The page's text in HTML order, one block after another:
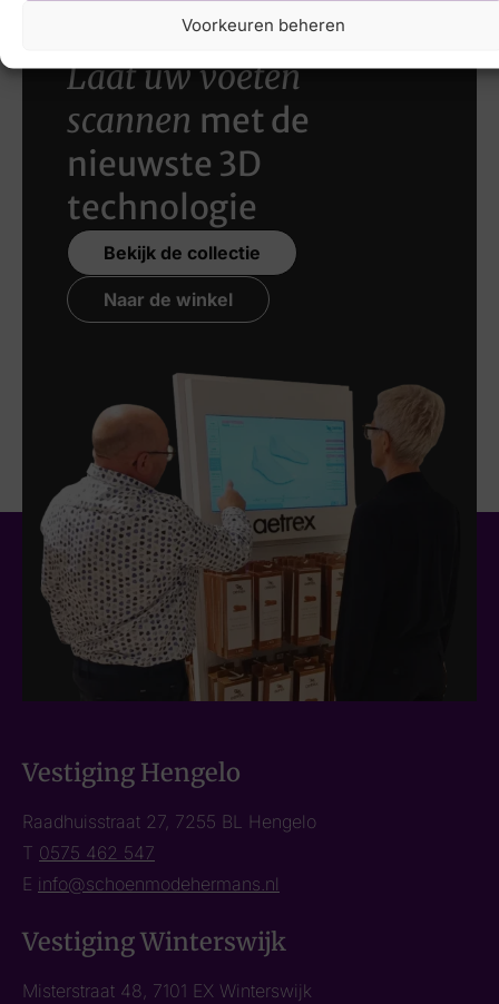
Voorkeuren beheren
Laat uw voeten
scannen met de
nieuwste 3D
technologie
Bekijk de collectie
Naar de winkel
Vestiging Hengelo
Raadhuisstraat 27, 7255 BL Hengelo
T 0575 462 547
E info@schoenmodehermans.nl
Vestiging Winterswijk
Misterstraat 48, 7101 EX Winterswijk